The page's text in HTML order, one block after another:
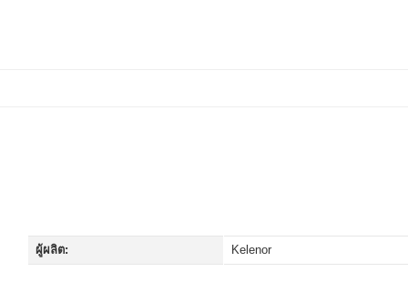
ผู้ผลิต: Kelenor